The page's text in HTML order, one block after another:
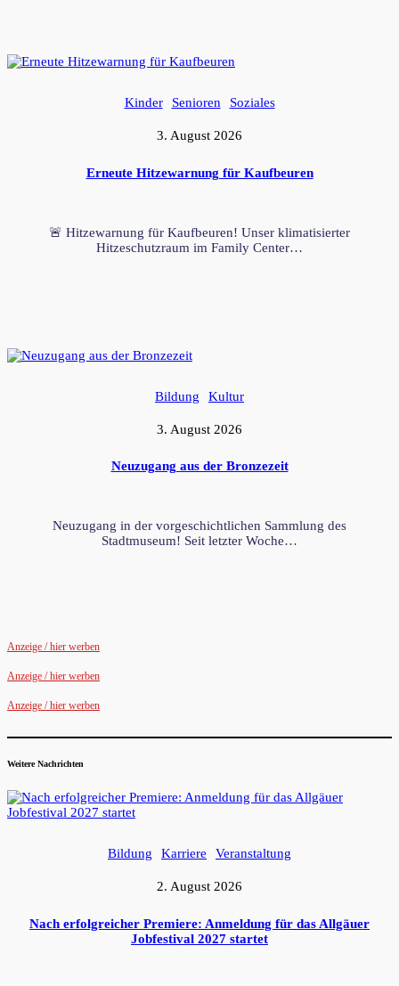
Kinder Senioren Soziales
3. August 2026
Erneute Hitzewarnung für Kaufbeuren
🚨 Hitzewarnung für Kaufbeuren! Unser klimatisierter
Hitzeschutzraum im Family Center…
Bildung Kultur
3. August 2026
Neuzugang aus der Bronzezeit
Neuzugang in der vorgeschichtlichen Sammlung des
Stadtmuseum! Seit letzter Woche…
Anzeige / hier werben
Anzeige / hier werben
Anzeige / hier werben
Weitere Nachrichten
Bildung Karriere Veranstaltung
2. August 2026
Nach erfolgreicher Premiere: Anmeldung für das Allgäuer
Jobfestival 2027 startet